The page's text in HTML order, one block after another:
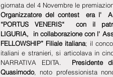
giornata del 4 Novembre le
Organizzatore del contest  era l'
“PORTUS VENERIS“  con il
LIGURIA,  in collaborazione con l'
FELLOWSHIP” Filiale italiana; il
italiani e stranieri, si articolava in
NARRATIVA EDITA. Presidente
Quasimodo, noto professionista